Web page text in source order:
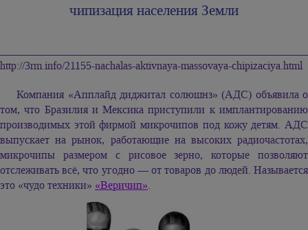
чипизация населения Земли
http://3rm.info/21155-nachalas-aktivnaya-massovaya-chipizaciya.html
Компания «Апплайд диджитал солюшнз» (АДС) объявила о
том, что Бразилия и Мексика приступили к имплантированию
производимых этой фирмой микрочипов под кожу детям. АДС
выпускает на рынок, работающие на высоких радиочастотах,
микрочипы размером с рисовое зерно, которые позволяют
отслеживать всё, что угодно — от товаров до людей. Называется
это «чудо техники» «Веричип».